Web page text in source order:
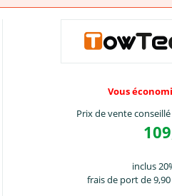
Vous
Prix de vente conseillé
inclus
frais de port de